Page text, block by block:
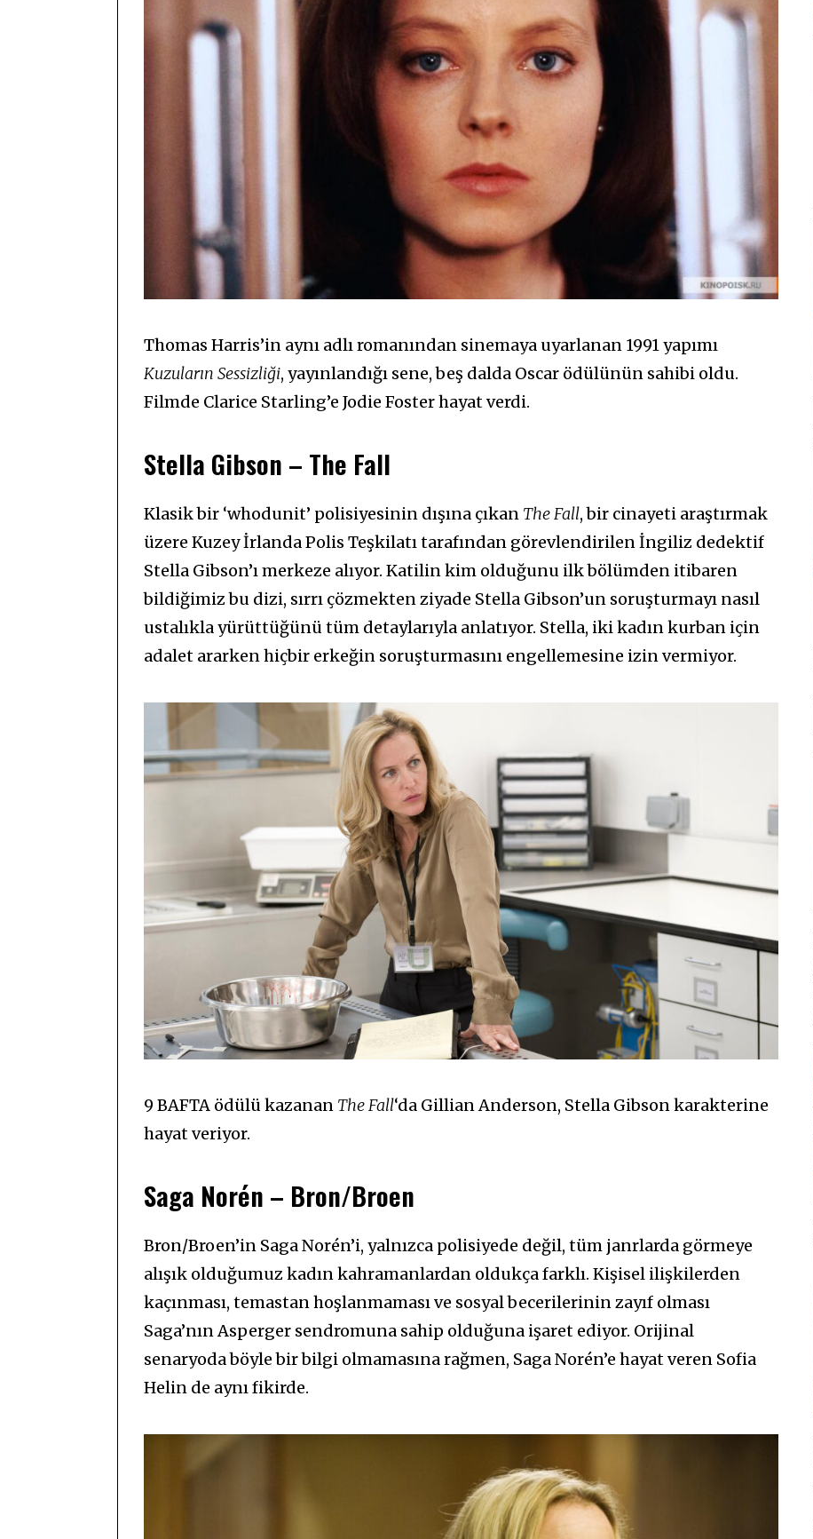
Thomas Harris’in aynı adlı romanından sinemaya uyarlanan 1991 yapımı
Kuzuların Sessizliği, yayınlandığı sene, beş dalda Oscar ödülünün sahibi oldu.
Filmde Clarice Starling’e Jodie Foster hayat verdi.
Stella Gibson – The Fall
Klasik bir ‘whodunit’ polisiyesinin dışına çıkan The Fall, bir cinayeti araştırmak
üzere Kuzey İrlanda Polis Teşkilatı tarafından görevlendirilen İngiliz dedektif
Stella Gibson’ı merkeze alıyor. Katilin kim olduğunu ilk bölümden itibaren
bildiğimiz bu dizi, sırrı çözmekten ziyade Stella Gibson’un soruşturmayı nasıl
ustalıkla yürüttüğünü tüm detaylarıyla anlatıyor. Stella, iki kadın kurban için
adalet ararken hiçbir erkeğin soruşturmasını engellemesine izin vermiyor.
9 BAFTA ödülü kazanan The Fall‘da Gillian Anderson, Stella Gibson karakterine
hayat veriyor.
Saga Norén – Bron/Broen
Bron/Broen’in Saga Norén’i, yalnızca polisiyede değil, tüm janrlarda görmeye
alışık olduğumuz kadın kahramanlardan oldukça farklı. Kişisel ilişkilerden
kaçınması, temastan hoşlanmaması ve sosyal becerilerinin zayıf olması
Saga’nın Asperger sendromuna sahip olduğuna işaret ediyor. Orijinal
senaryoda böyle bir bilgi olmamasına rağmen, Saga Norén’e hayat veren Sofia
Helin de aynı fikirde.